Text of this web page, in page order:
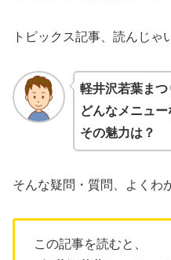
トピックス記事、読んじゃ
軽井沢若葉まつ
どんなメニュー
その魅力は？
そんな疑問・質問、よくわ
この記事を読むと、